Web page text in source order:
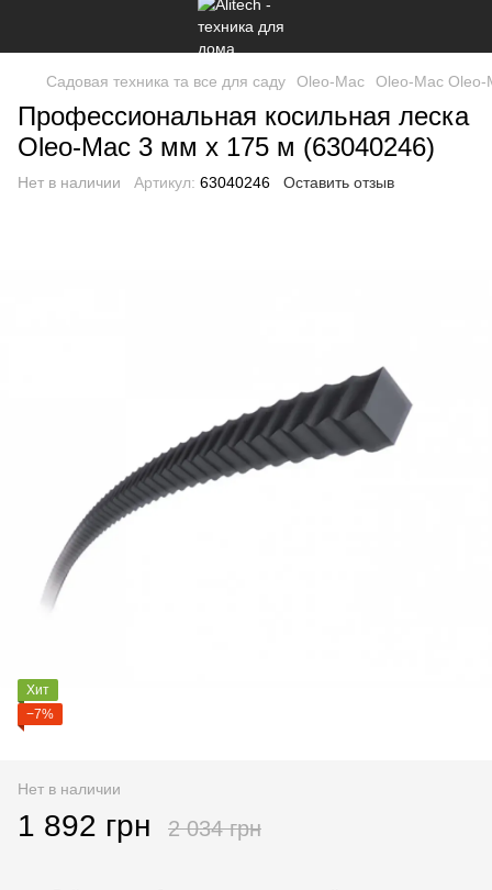
Садовая техника та все для саду Oleo-Mac Oleo-Mac Oleo-
Профессиональная косильная леска
Oleo-Mac 3 мм x 175 м (63040246)
Нет в наличии Артикул: 63040246 Оставить отзыв
Хит
−7%
Нет в наличии
1 892 грн 2 034 грн